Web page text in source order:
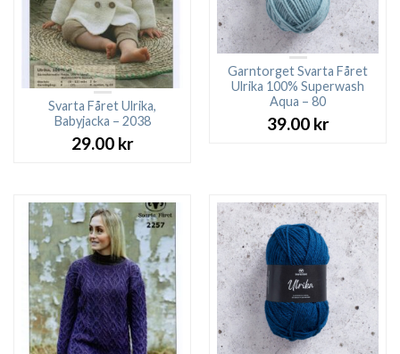
Svarta Fåret Ulrika,
Babyjacka – 2038
29.00 kr
Garntorget Svarta Fåret
Ulrika 100% Superwash
Aqua – 80
39.00 kr